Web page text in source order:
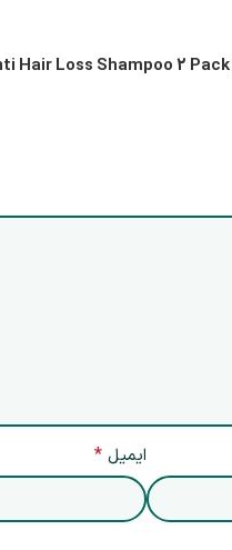
ایمیل *